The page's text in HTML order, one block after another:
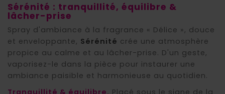
Sérénité : tranquillité, équilibre &
lâcher-prise
Spray d'ambiance à la fragrance « Délice », douce
et enveloppante, Sérénité crée une atmosphère
propice au calme et au lâcher-prise. D'un geste,
vaporisez-le dans la pièce pour instaurer une
ambiance paisible et harmonieuse au quotidien.
Tranquillité & équilibre. Placé sous le signe de la